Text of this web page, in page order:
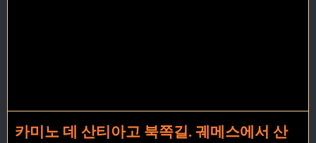
카미노 데 산티아고 북쪽길. 궤메스에서 산